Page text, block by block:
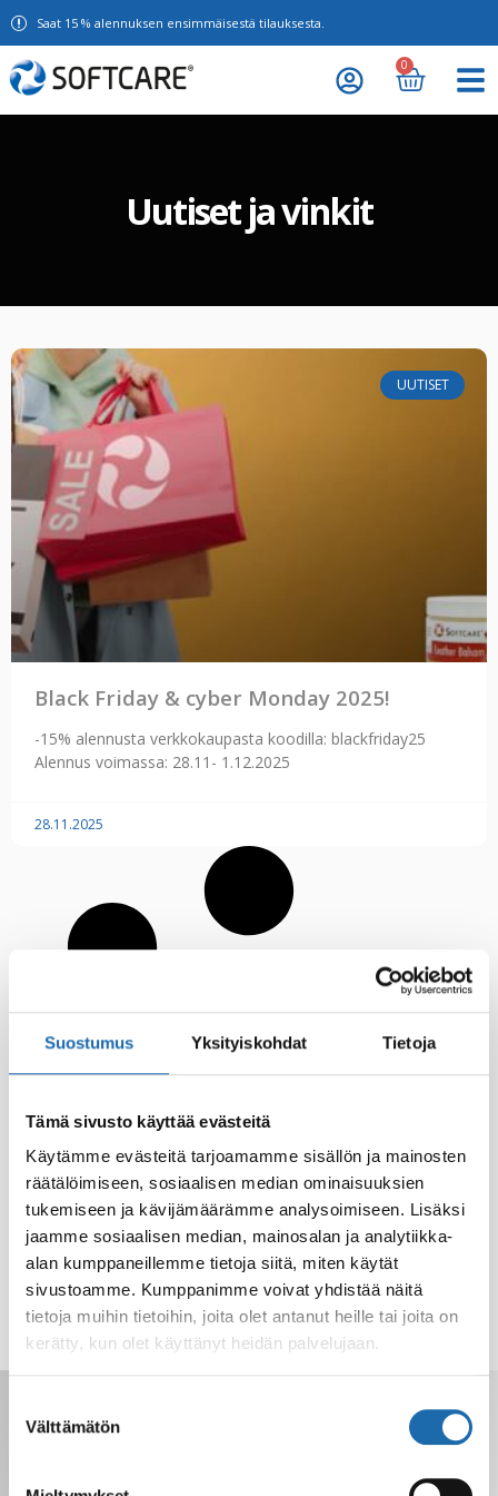
Suostumus Yksityiskohdat Tietoja
Tämä sivusto käyttää evästeitä
Käytämme evästeitä tarjoamamme sisällön ja mainosten
räätälöimiseen, sosiaalisen median ominaisuuksien
tukemiseen ja kävijämäärämme analysoimiseen. Lisäksi
jaamme sosiaalisen median, mainosalan ja analytiikka-
alan kumppaneillemme tietoja siitä, miten käytät
sivustoamme. Kumppanimme voivat yhdistää näitä
tietoja muihin tietoihin, joita olet antanut heille tai joita on
kerätty, kun olet käyttänyt heidän palvelujaan.
valinta
Välttämätön
Saat 15 % alennuksen ensimmäisestä tilauksesta.
0
Uutiset ja vinkit
UUTISET
Black Friday & cyber Monday 2025!
-15% alennusta verkkokaupasta koodilla: blackfriday25
Alennus voimassa: 28.11- 1.12.2025
28.11.2025
sähköpostiisi. Voit perua milloin tahansa.